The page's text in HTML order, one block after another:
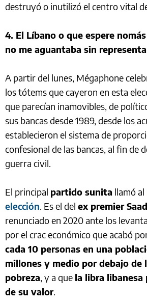
destruyó o inutilizó el centro vital
4. El Líbano o que espere
no me aguantaba sin
A partir del lunes, Mégaphone
los tótems que cayeron en esta
que parecían inamovibles, de
sus bancas desde 1989, desde los
establecieron el sistema de
confesional de las bancas, al fin de
guerra civil.
El principal partido sunita llamó al
elección. Es el del ex premier
renunciado en 2020 ante los
por el crac económico que acabó
cada 10 personas en una
millones y medio por debajo de
pobreza, y a que la libra libanesa
de su valor.